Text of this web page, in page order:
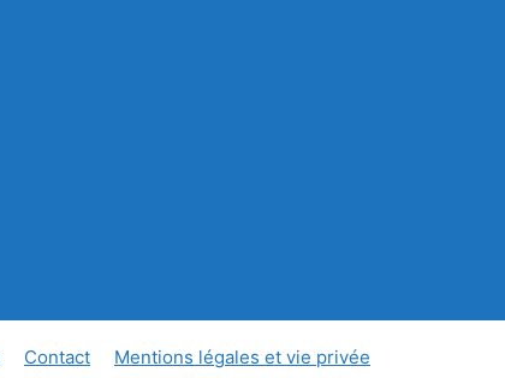
Contact Mentions légales et vie privée